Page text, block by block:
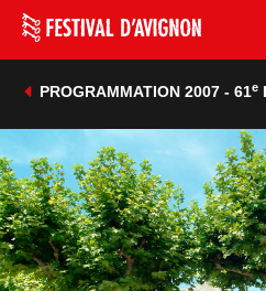
PROGRAMMATION 2007 - 61e